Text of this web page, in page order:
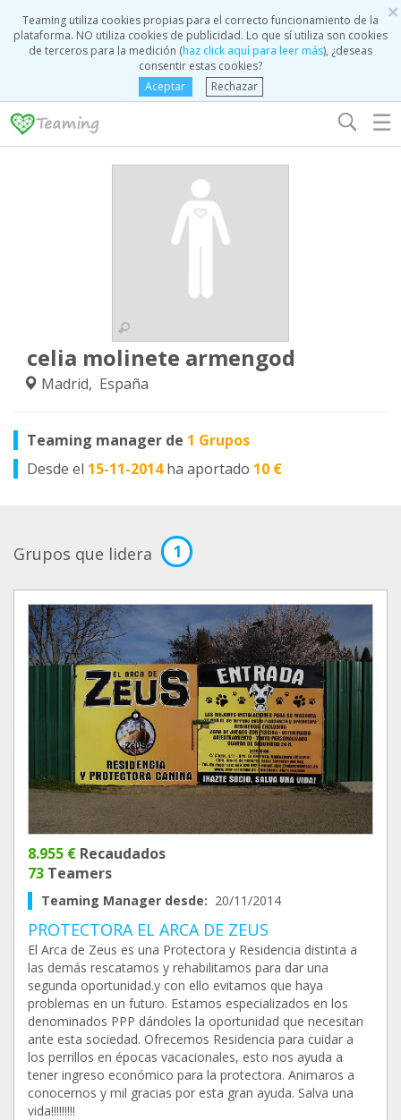
×
Teaming utiliza cookies propias para el correcto funcionamiento de la
plataforma. NO utiliza cookies de publicidad. Lo que sí utiliza son cookies
de terceros para la medición (haz click aquí para leer más), ¿deseas
consentir estas cookies?
Aceptar
Rechazar
☰
celia molinete armengod
Madrid, España
Teaming manager de 1 Grupos
Desde el 15-11-2014 ha aportado 10 €
Grupos que lidera 1
8.955 € Recaudados
73 Teamers
Teaming Manager desde: 20/11/2014
PROTECTORA EL ARCA DE ZEUS
El Arca de Zeus es una Protectora y Residencia distinta a
las demás rescatamos y rehabilitamos para dar una
segunda oportunidad.y con ello evitamos que haya
problemas en un futuro. Estamos especializados en los
denominados PPP dándoles la oportunidad que necesitan
ante esta sociedad. Ofrecemos Residencia para cuidar a
los perrillos en épocas vacacionales, esto nos ayuda a
tener ingreso económico para la protectora. Animaros a
conocernos y mil gracias por esta gran ayuda. Salva una
vida!!!!!!!!!